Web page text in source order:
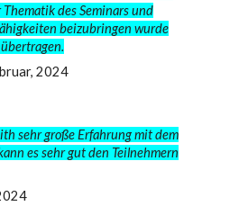
des Seminars und
beizubringen wurde
2024
sehr große Erfahrung mit dem
es sehr gut den Teilnehmern